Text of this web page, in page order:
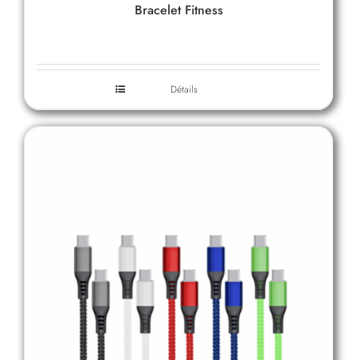
Bracelet Fitness
Détails